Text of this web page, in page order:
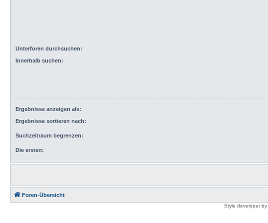
Unterforen durchsuchen:
Innerhalb suchen:
Ergebnisse anzeigen als:
Ergebnisse sortieren nach:
Suchzeitraum begrenzen:
Die ersten:
Foren-Übersicht
Style developer by